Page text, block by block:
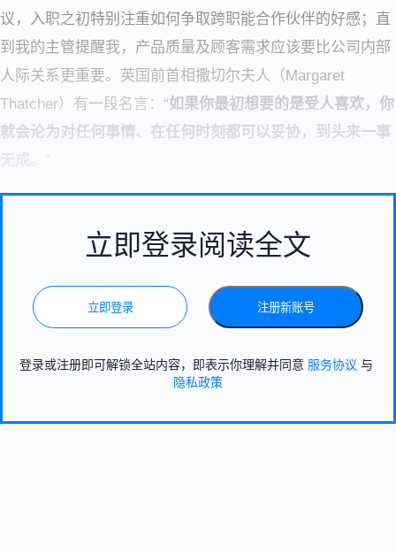
议，入职之初特别注重如何争取跨职能合作伙伴的好感；直
到我的主管提醒我，产品质量及顾客需求应该要比公司内部
人际关系更重要。英国前首相撒切尔夫人（Margaret
Thatcher）有一段名言：“如果你最初想要的是受人喜欢，你
就会沦为对任何事情、在任何时刻都可以妥协，到头来一事
”
立即登录阅读全文
立即登录 注册新账号
登录或注册即可解锁全站内容，即表示你理解并同意 服务协议 与
隐私政策